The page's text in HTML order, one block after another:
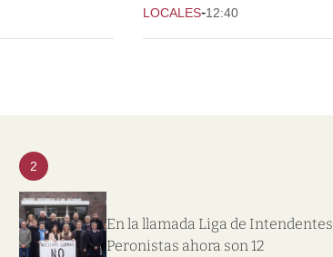
LOCALES-12:40
2
En la llamada Liga de Intendentes
Peronistas ahora son 12